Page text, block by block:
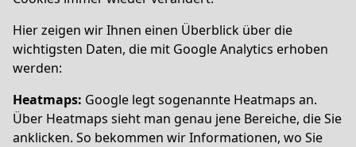
Hier zeigen wir Ihnen einen Überblick über die
wichtigsten Daten, die mit Google Analytics erhoben
werden:
Heatmaps: Google legt sogenannte Heatmaps an.
Über Heatmaps sieht man genau jene Bereiche, die Sie
anklicken. So bekommen wir Informationen, wo Sie